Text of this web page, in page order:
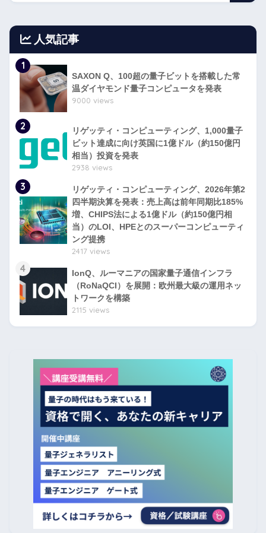
人気記事
1
SAXON Q、100超の量子ビットを搭載した常
温ダイヤモンド量子コンピュータを発表
9000 views
2
リゲッティ・コンピューティング、1,000量子
ビット達成に向け英国に1億ドル（約150億円
相当）投資を発表
2938 views
3
リゲッティ・コンピューティング、2026年第2
四半期決算を発表：売上高は前年同期比185%
増、CHIPS法による1億ドル（約150億円相
当）のLOI、HPEとのスーパーコンピューティ
ング提携
2417 views
4
IonQ、ルーマニアの国家量子通信インフラ
（RoNaQCI）を展開：欧州最大級の運用ネッ
トワークを構築
2115 views